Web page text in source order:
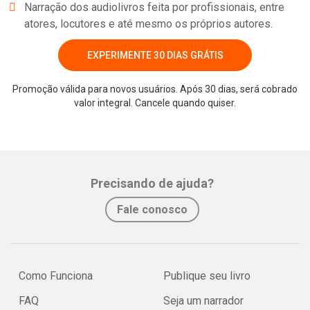
Narração dos audiolivros feita por profissionais, entre
atores, locutores e até mesmo os próprios autores.
EXPERIMENTE 30 DIAS GRÁTIS
Promoção válida para novos usuários. Após 30 dias, será cobrado
valor integral. Cancele quando quiser.
Precisando de ajuda?
Fale conosco
Como Funciona
FAQ
Publique seu livro
Seja um narrador
Whatsapp Twitter E-mail